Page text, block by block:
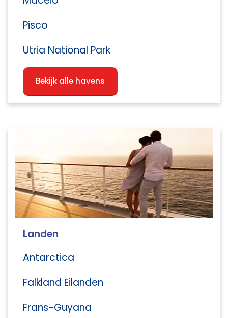
Pisco
Utria National Park
Bekijk alle havens
Landen
Antarctica
Falkland Eilanden
Frans-Guyana